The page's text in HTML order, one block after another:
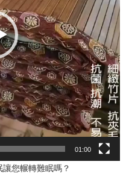
01:00
您輾轉難眠嗎？